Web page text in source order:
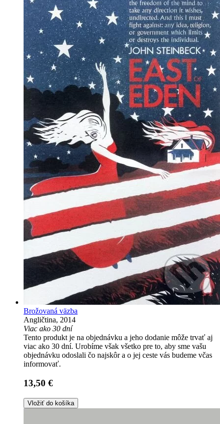
Brožovaná väzba
Angličtina, 2014
Viac ako 30 dní
Tento produkt je na objednávku a jeho dodanie môže trvať aj
viac ako 30 dní. Urobíme však všetko pre to, aby sme vašu
objednávku odoslali čo najskôr a o jej ceste vás budeme včas
informovať.
13,50 €
Vložiť do košíka